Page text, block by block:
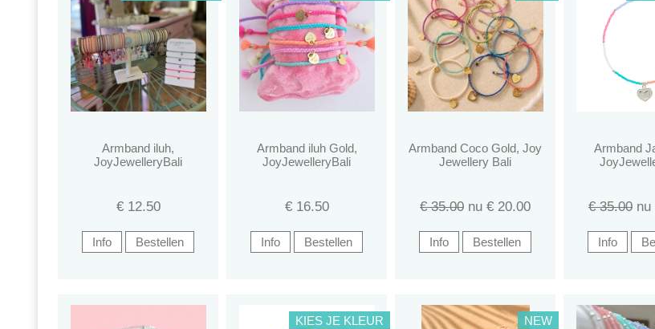
Armband iluh,
JoyJewelleryBali
€ 12.50
Armband iluh Gold,
JoyJewelleryBali
€ 16.50
Armband Coco Gold, Joy
Jewellery Bali
€ 35.00 nu € 20.00
Armband
€ 35.00 nu
KIES JE KLEUR NEW